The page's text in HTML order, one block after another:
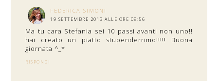
FEDERICA SIMONI
19 SETTEMBRE 2013 ALLE ORE 09:56
Ma tu cara Stefania sei 10 passi avanti non uno!!
hai creato un piatto stupenderrimo!!!!! Buona
giornata ^_*
RISPONDI